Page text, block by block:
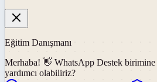
Eğitim Danışmanı
Merhaba! 👋 WhatsApp Destek birimine
yardımcı olabiliriz?